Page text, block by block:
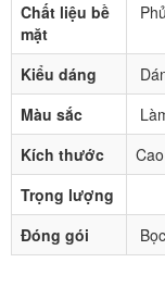
Chất liệu bề
mặt
Kiểu dáng
Màu sắc
Kích thước
Trọng lượng
Đóng gói